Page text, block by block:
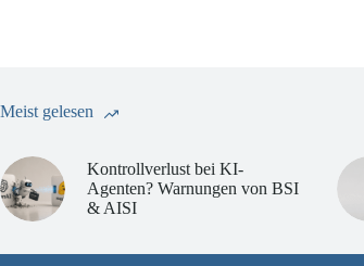
Meist gelesen
Kontrollverlust bei KI-
Agenten? Warnungen von BSI
& AISI